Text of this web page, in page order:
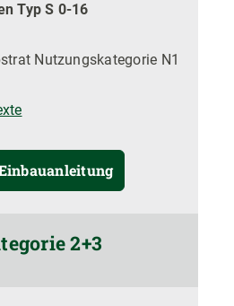
Typ S 0-16
Nutzungskategorie N1
2+3